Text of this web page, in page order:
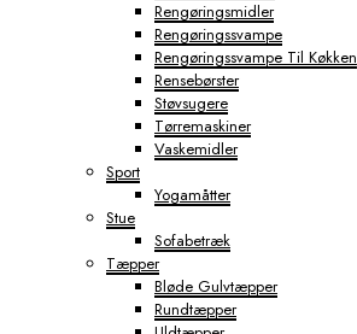
Rengøringsmidler
Rengøringssvampe
Rengøringssvampe Til Køkken
Rensebørster
Støvsugere
Tørremaskiner
Vaskemidler
Sport
Yogamåtter
Stue
Sofabetræk
Tæpper
Bløde Gulvtæpper
Rundtæpper